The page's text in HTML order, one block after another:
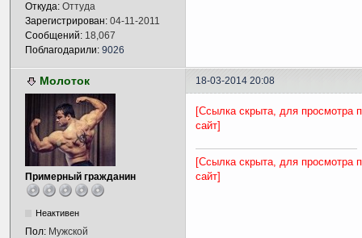
Откуда: Оттуда
Зарегистрирован: 04-11-2011
Сообщений: 18,067
Поблагодарили: 9026
Молоток 18-03-2014 20:08
Примерный гражданин
Неактивен
Пол: Мужской
[Ссылка скрыта, для просмотра
сайт]
[Ссылка скрыта, для просмотра
сайт]